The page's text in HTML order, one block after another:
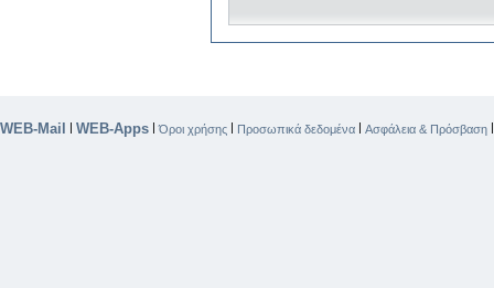
WEB-Mail | WEB-Apps |Όροι χρήσης | Προσωπικά δεδομένα | Ασφάλεια & Πρόσβαση